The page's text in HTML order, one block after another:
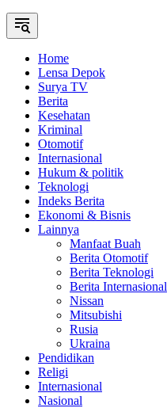
Home
Lensa Depok
Surya TV
Berita
Kesehatan
Kriminal
Otomotif
Internasional
Hukum & politik
Teknologi
Indeks Berita
Ekonomi & Bisnis
Lainnya
Manfaat Buah
Berita Otomotif
Berita Teknologi
Berita Internasional
Nissan
Mitsubishi
Rusia
Ukraina
Pendidikan
Religi
Internasional
Nasional